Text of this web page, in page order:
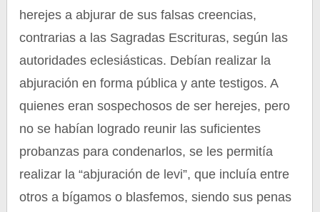
herejes a abjurar de sus falsas creencias,
contrarias a las Sagradas Escrituras, según las
autoridades eclesiásticas. Debían realizar la
abjuración en forma pública y ante testigos. A
quienes eran sospechosos de ser herejes, pero
no se habían logrado reunir las suficientes
probanzas para condenarlos, se les permitía
realizar la “abjuración de levi”, que incluía entre
otros a bígamos o blasfemos, siendo sus penas